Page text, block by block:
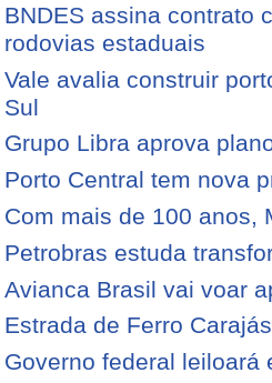
BNDES assina contrato
rodovias estaduais
Vale avalia construir
Sul
Grupo Libra aprova
Porto Central tem nova
Com mais de 100 anos,
Petrobras estuda
Avianca Brasil vai voar
Estrada de Ferro
Governo federal leiloará